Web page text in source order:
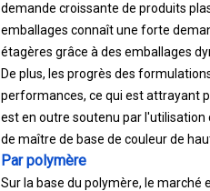
demande croissante de produits
emballages connaît une forte
étagères grâce à des emballages
De plus, les progrès des
performances, ce qui est attrayant
est en outre soutenu par
de maître de base de couleur de
Par polymère
Sur la base du polymère, le marché